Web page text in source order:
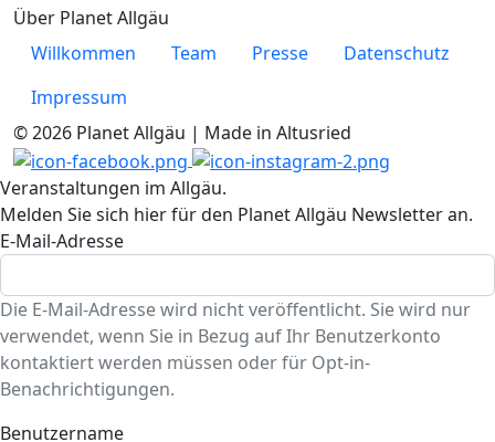
Über Planet Allgäu
Willkommen
Team Presse
Datenschutz
Impressum
© 2026 Planet Allgäu | Made in Altusried
Veranstaltungen im Allgäu.
Melden Sie sich hier für den Planet Allgäu Newsletter an.
E-Mail-Adresse
Die E-Mail-Adresse wird nicht veröffentlicht. Sie wird nur
verwendet, wenn Sie in Bezug auf Ihr Benutzerkonto
kontaktiert werden müssen oder für Opt-in-
Benachrichtigungen.
Benutzername